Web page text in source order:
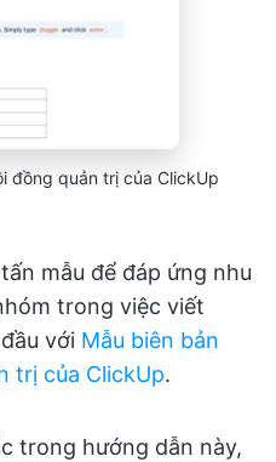
đồng quản trị của ClickUp
mẫu để đáp ứng nhu
trong việc viết
với Mẫu biên bản
trị của ClickUp.
trong hướng dẫn này,